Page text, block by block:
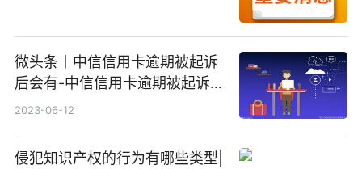
微头条丨中信信用卡逾期被起诉
后会有-中信信用卡逾期被起诉后
会有什么影响
2023-06-12
侵犯知识产权的行为有哪些类型|